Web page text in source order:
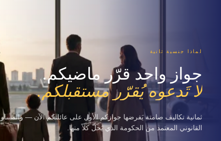
لماذا جنسية ثانية
جواز واحد قرّر ماضيكم.
لا تَدعوه يُقرّر مستقبلكم.
ثمانية تكاليف صامتة يَفرضها جوازكم الأول على عائلتكم الآن — والمسار
القانوني المعتمد من الحكومة الذي يَحلّ كلّاً منها.